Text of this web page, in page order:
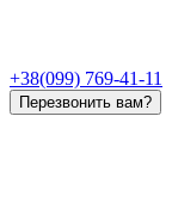
+38(099) 769-41-11
Перезвонить вам?